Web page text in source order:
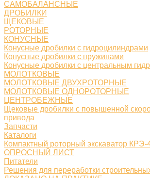
САМОБАЛАНСНЫЕ
ДРОБИЛКИ
ЩЕКОВЫЕ
РОТОРНЫЕ
КОНУСНЫЕ
Конусные дробилки с гидроцилиндрами
Конусные дробилки с пружинами
Конусные дробилки с центральным
МОЛОТКОВЫЕ
МОЛОТКОВЫЕ ДВУХРОТОРНЫЕ
МОЛОТКОВЫЕ ОДНОРОТОРНЫЕ
ЦЕНТРОБЕЖНЫЕ
Щековые дробилки с повышенной
привода
Запчасти
Каталоги
Компактный роторный экскаватор КРЭ-
ОПРОСНЫЙ ЛИСТ
Питатели
Решения для переработки